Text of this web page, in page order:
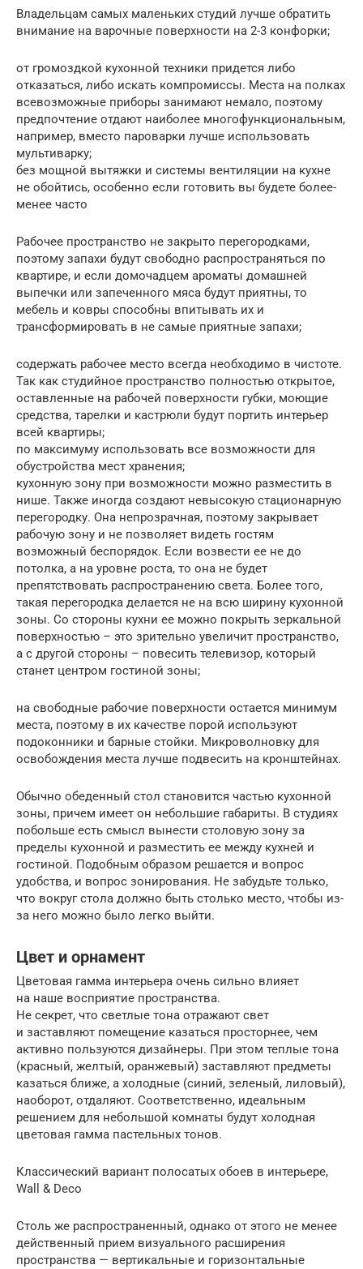
Владельцам самых маленьких студий лучше обратить
внимание на варочные поверхности на 2-3 конфорки;
от громоздкой кухонной техники придется либо
отказаться, либо искать компромиссы. Места на полках
всевозможные приборы занимают немало, поэтому
предпочтение отдают наиболее многофункциональным,
например, вместо пароварки лучше использовать
мультиварку;
без мощной вытяжки и системы вентиляции на кухне
не обойтись, особенно если готовить вы будете более-
менее часто
Рабочее пространство не закрыто перегородками,
поэтому запахи будут свободно распространяться по
квартире, и если домочадцем ароматы домашней
выпечки или запеченного мяса будут приятны, то
мебель и ковры способны впитывать их и
трансформировать в не самые приятные запахи;
содержать рабочее место всегда необходимо в чистоте.
Так как студийное пространство полностью открытое,
оставленные на рабочей поверхности губки, моющие
средства, тарелки и кастрюли будут портить интерьер
всей квартиры;
по максимуму использовать все возможности для
обустройства мест хранения;
кухонную зону при возможности можно разместить в
нише. Также иногда создают невысокую стационарную
перегородку. Она непрозрачная, поэтому закрывает
рабочую зону и не позволяет видеть гостям
возможный беспорядок. Если возвести ее не до
потолка, а на уровне роста, то она не будет
препятствовать распространению света. Более того,
такая перегородка делается не на всю ширину кухонной
зоны. Со стороны кухни ее можно покрыть зеркальной
поверхностью – это зрительно увеличит пространство,
а с другой стороны – повесить телевизор, который
станет центром гостиной зоны;
на свободные рабочие поверхности остается минимум
места, поэтому в их качестве порой используют
подоконники и барные стойки. Микроволновку для
освобождения места лучше подвесить на кронштейнах.
Обычно обеденный стол становится частью кухонной
зоны, причем имеет он небольшие габариты. В студиях
побольше есть смысл вынести столовую зону за
пределы кухонной и разместить ее между кухней и
гостиной. Подобным образом решается и вопрос
удобства, и вопрос зонирования. Не забудьте только,
что вокруг стола должно быть столько место, чтобы из-
за него можно было легко выйти.
Цвет и орнамент
Цветовая гамма интерьера очень сильно влияет
на наше восприятие пространства.
Не секрет, что светлые тона отражают свет
и заставляют помещение казаться просторнее, чем
активно пользуются дизайнеры. При этом теплые тона
(красный, желтый, оранжевый) заставляют предметы
казаться ближе, а холодные (синий, зеленый, лиловый),
наоборот, отдаляют. Соответственно, идеальным
решением для небольшой комнаты будут холодная
цветовая гамма пастельных тонов.
Классический вариант полосатых обоев в интерьере,
Wall & Deco
Столь же распространенный, однако от этого не менее
действенный прием визуального расширения
пространства — вертикальные и горизонтальные